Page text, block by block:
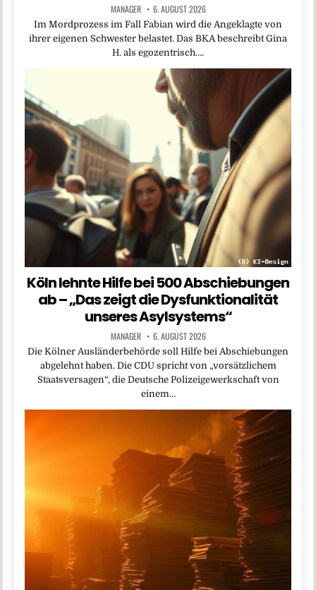
MANAGER 6. AUGUST 2026
Im Mordprozess im Fall Fabian wird die Angeklagte von
ihrer eigenen Schwester belastet. Das BKA beschreibt Gina
H. als egozentrisch….
Köln lehnte Hilfe bei 500 Abschiebungen
ab – „Das zeigt die Dysfunktionalität
unseres Asylsystems“
MANAGER 6. AUGUST 2026
Die Kölner Ausländerbehörde soll Hilfe bei Abschiebungen
abgelehnt haben. Die CDU spricht von „vorsätzlichem
Staatsversagen“, die Deutsche Polizeigewerkschaft von
einem…